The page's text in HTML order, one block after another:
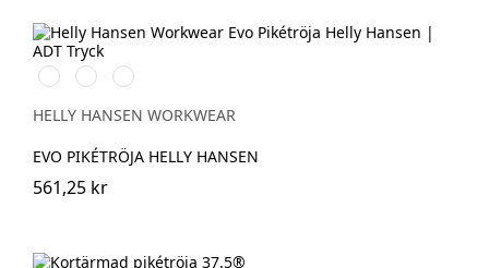
591
NAVY
991
BLACK
932
GREY
MELANGE
HELLY HANSEN WORKWEAR
EVO PIKÉTRÖJA HELLY HANSEN
561,25 kr